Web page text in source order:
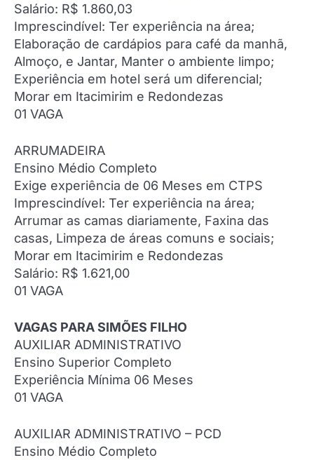
Salário: R$ 1.860,03
Imprescindível: Ter experiência na área;
Elaboração de cardápios para café da manhã,
Almoço, e Jantar, Manter o ambiente limpo;
Experiência em hotel será um diferencial;
Morar em Itacimirim e Redondezas
01 VAGA
ARRUMADEIRA
Ensino Médio Completo
Exige experiência de 06 Meses em CTPS
Imprescindível: Ter experiência na área;
Arrumar as camas diariamente, Faxina das
casas, Limpeza de áreas comuns e sociais;
Morar em Itacimirim e Redondezas
Salário: R$ 1.621,00
01 VAGA
VAGAS PARA SIMÕES FILHO
AUXILIAR ADMINISTRATIVO
Ensino Superior Completo
Experiência Mínima 06 Meses
01 VAGA
AUXILIAR ADMINISTRATIVO – PCD
Ensino Médio Completo